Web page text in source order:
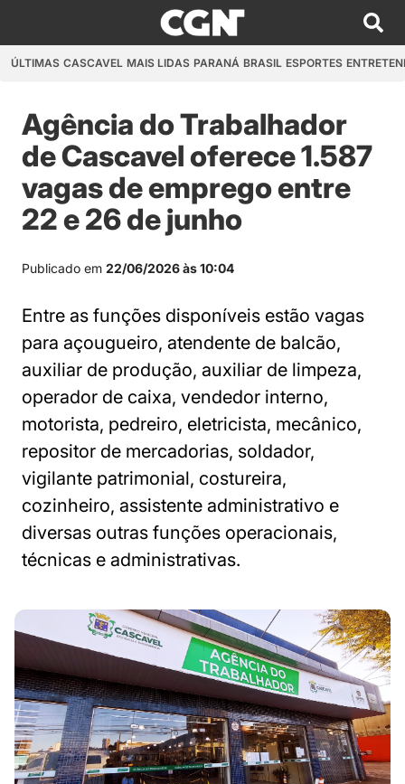
ÚLTIMAS CASCAVEL MAIS LIDAS PARANÁ BRASIL ESPORTES
Agência do Trabalhador
de Cascavel oferece 1.587
vagas de emprego entre
22 e 26 de junho
Publicado em 22/06/2026 às 10:04
Entre as funções disponíveis estão vagas
para açougueiro, atendente de balcão,
auxiliar de produção, auxiliar de limpeza,
operador de caixa, vendedor interno,
motorista, pedreiro, eletricista, mecânico,
repositor de mercadorias, soldador,
vigilante patrimonial, costureira,
cozinheiro, assistente administrativo e
diversas outras funções operacionais,
técnicas e administrativas.